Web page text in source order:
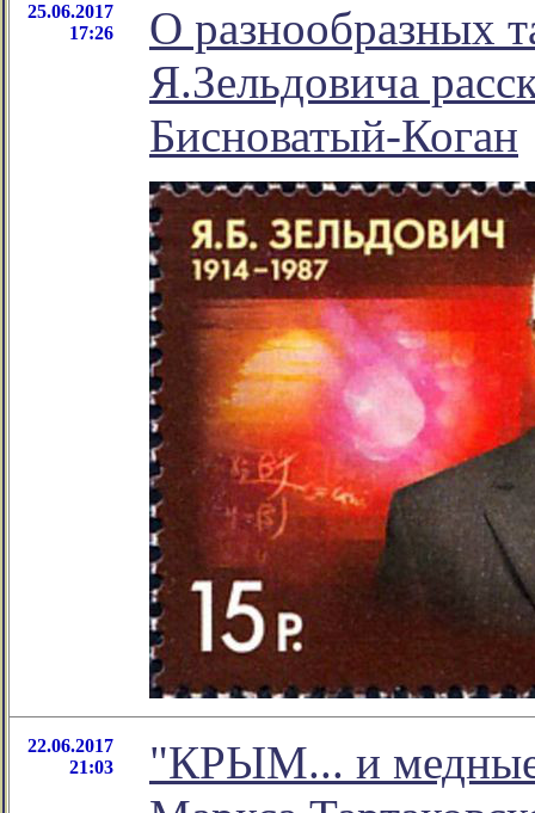
25.06.2017
17:26
О разнообразных
Я.Зельдовича
Бисноватый-Коган
22.06.2017
21:03
"КРЫМ... и медные